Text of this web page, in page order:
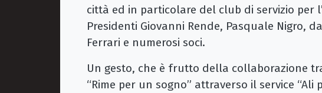
città ed in particolare del club di servizio per
Presidenti Giovanni Rende, Pasquale Nigro,
Ferrari e numerosi soci.
Un gesto, che è frutto della collaborazione
“Rime per un sogno” attraverso il service